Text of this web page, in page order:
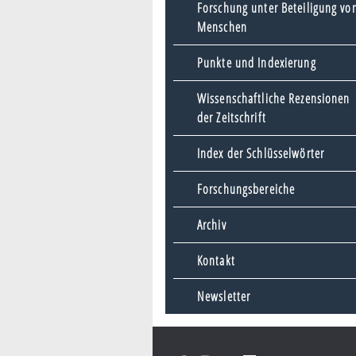
Forschung unter Beteiligung
Menschen
Punkte und Indexierung
Wissenschaftliche Rezensionen
der Zeitschrift
Index der Schlüsselwörter
Forschungsbereiche
Archiv
Kontakt
Newsletter